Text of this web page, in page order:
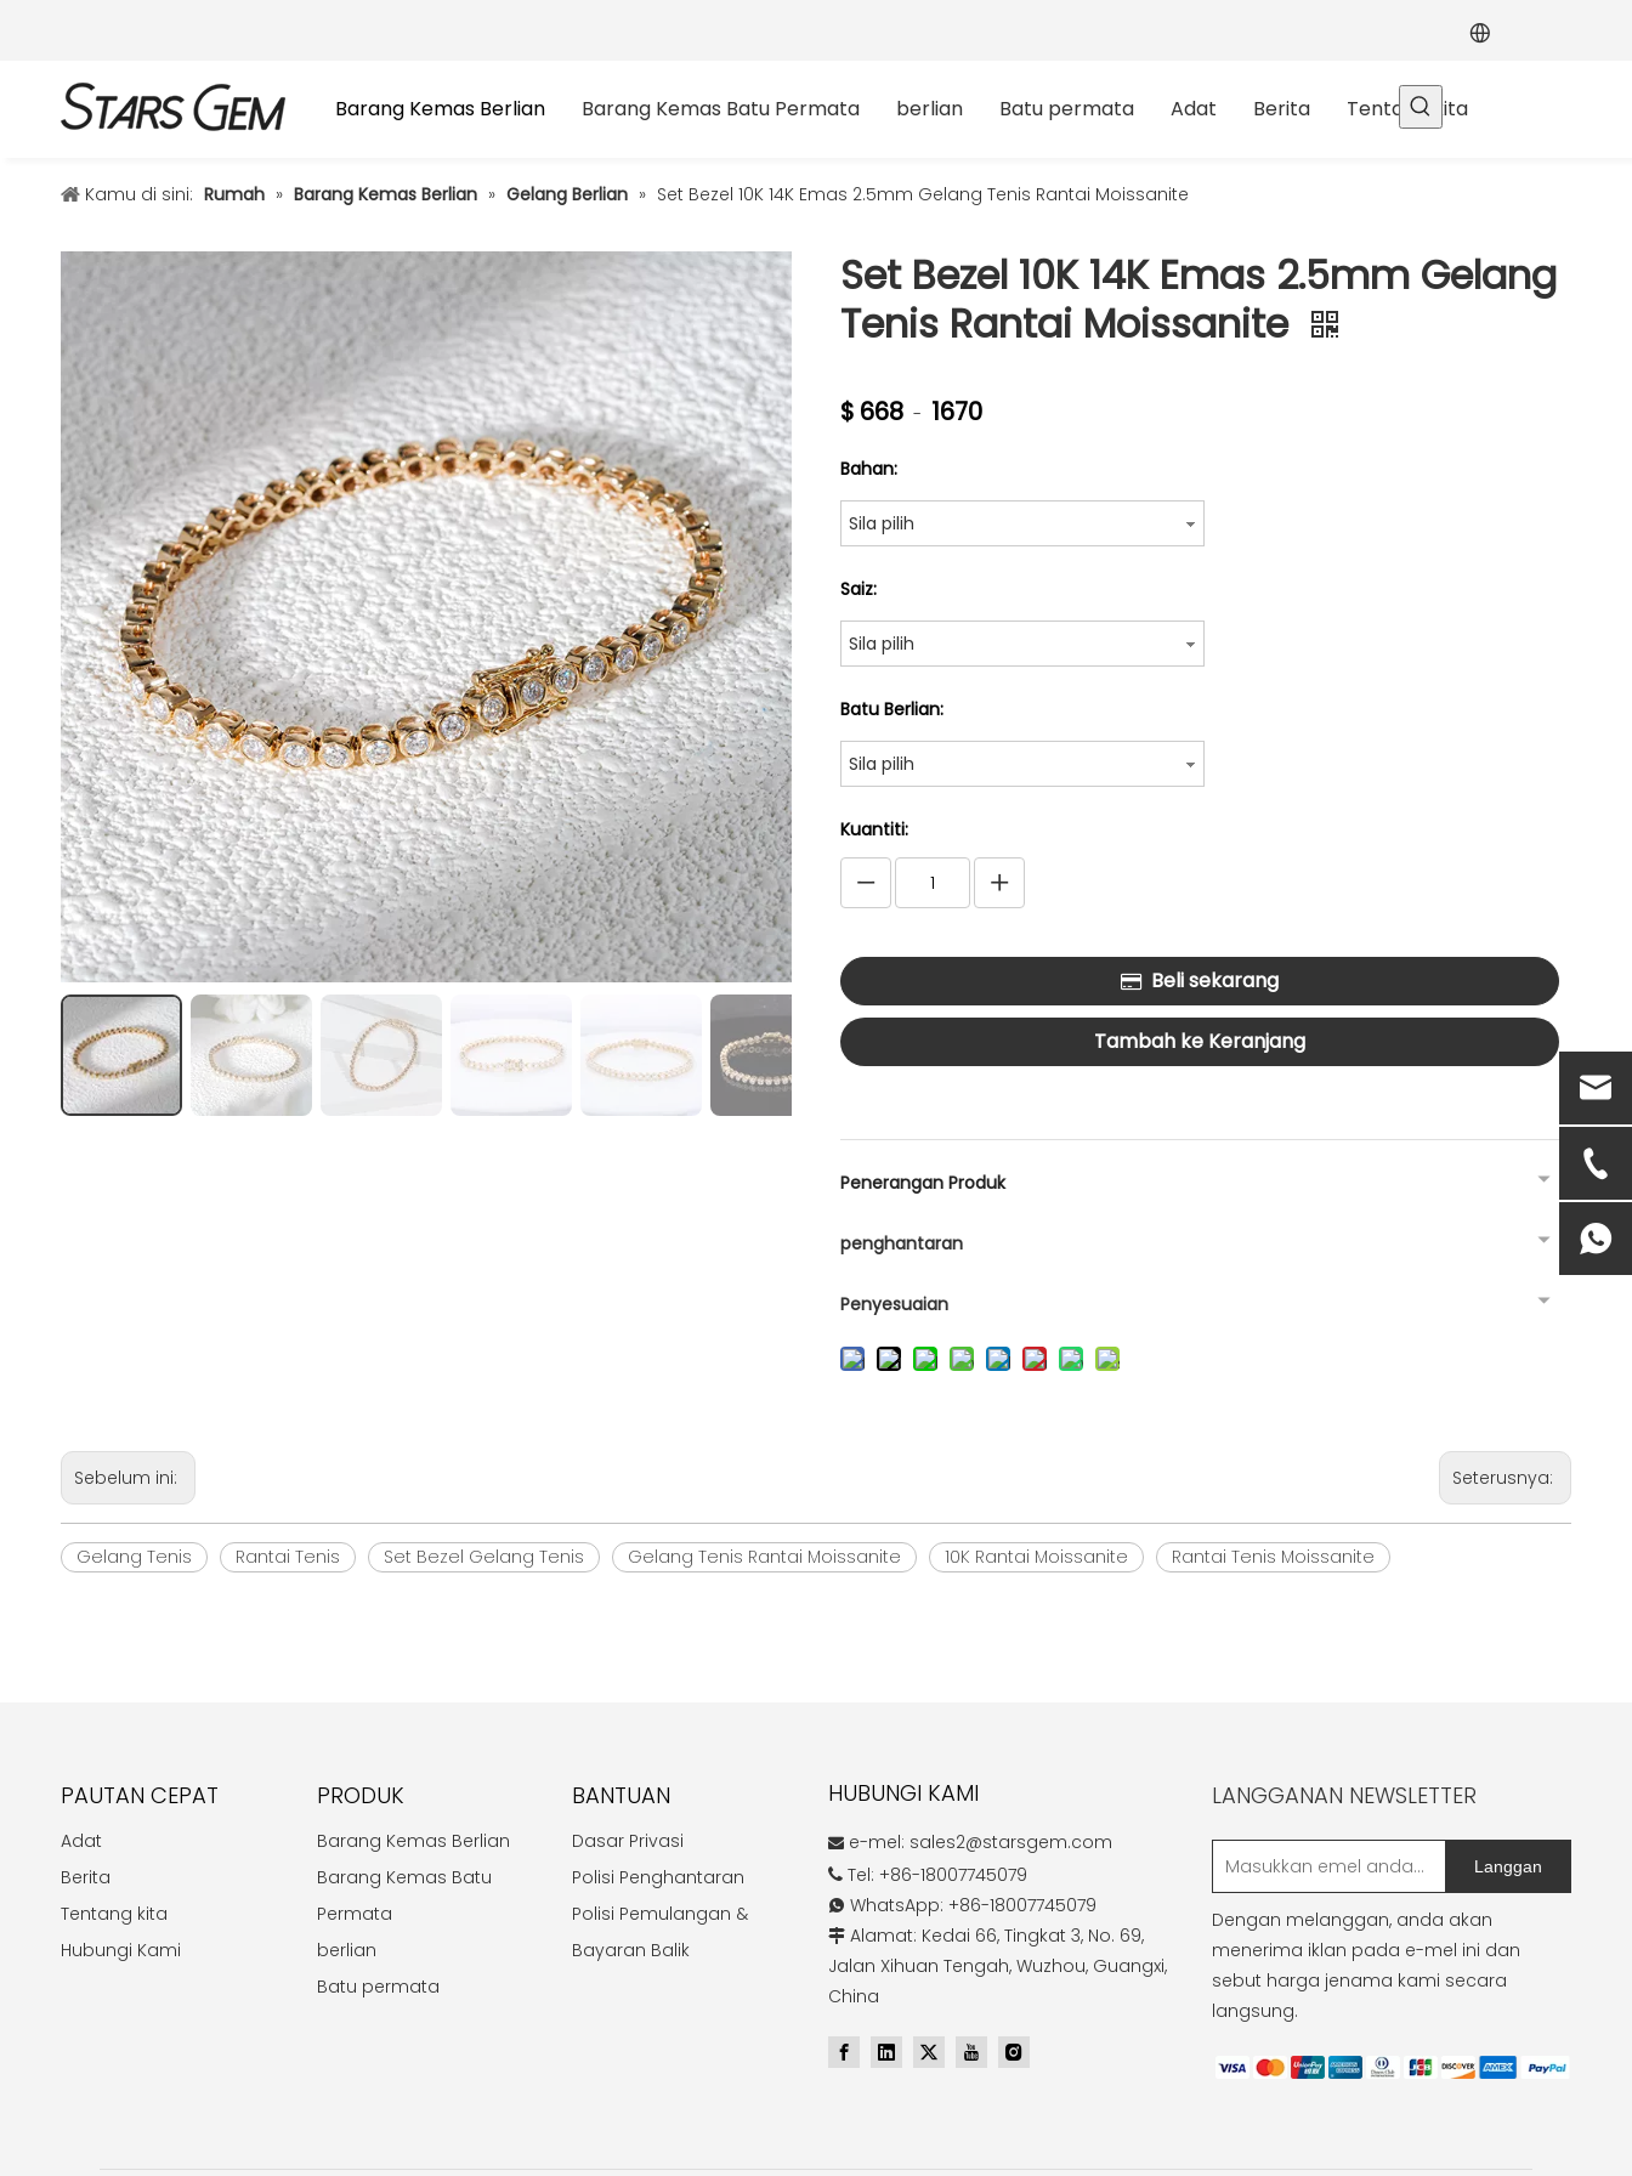
Barang Kemas Berlian Barang Kemas Batu Permata berlian Batu permata Adat Berita Tentang kita
Kamu di sini: Rumah » Barang Kemas Berlian » Gelang Berlian » Set Bezel 10K 14K Emas 2.5mm Gelang Tenis Rantai Moissanite
Set Bezel 10K 14K Emas 2.5mm Gelang
Tenis Rantai Moissanite
$ 668 - 1670
Bahan:
Sila pilih
Saiz:
Sila pilih
Batu Berlian:
Sila pilih
Kuantiti:
Beli sekarang
Tambah ke Keranjang
Penerangan Produk
penghantaran
Penyesuaian
Sebelum ini: Seterusnya:
Gelang Tenis Rantai Tenis Set Bezel Gelang Tenis Gelang Tenis Rantai Moissanite 10K Rantai Moissanite Rantai Tenis Moissanite
PAUTAN CEPAT
Adat
Berita
Tentang kita
Hubungi Kami
PRODUK
Barang Kemas Berlian
Barang Kemas Batu
Permata
berlian
Batu permata
BANTUAN
Dasar Privasi
Polisi Penghantaran
Polisi Pemulangan &
Bayaran Balik
HUBUNGI KAMI
e-mel: sales2@starsgem.com
Tel: +86-18007745079
 WhatsApp: +86-18007745079
Alamat: Kedai 66, Tingkat 3, No. 69,
Jalan Xihuan Tengah, Wuzhou, Guangxi,
China
LANGGANAN NEWSLETTER
Langgan
Dengan melanggan, anda akan
menerima iklan pada e-mel ini dan
sebut harga jenama kami secara
langsung.